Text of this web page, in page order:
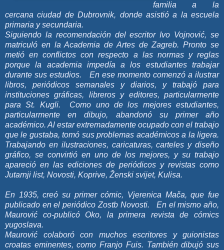
familia a la
cercana ciudad de Dubrovnik, donde asistió a la escuela
primaria y secundaria.
Siguiendo la recomendación del escritor Ivo Vojnović, se
matriculó en la Academia de Artes de Zagreb. Pronto se
metió en conflictos con respecto a las normas y reglas
porque la academia impedía a los estudiantes trabajar
durante sus estudios. En ese momento comenzó a ilustrar
libros, periódicos semanales y diarios, y trabajó para
instituciones gráficas, libreros y editores, particularmente
para St. Kugli. Como uno de los mejores estudiantes,
particularmente en dibujo, abandonó su primer año
académico. Al estar extremadamente ocupado con el trabajo
que le gustaba, tomó sus problemas académicos a la ligera.
Trabajando en ilustraciones, caricaturas, carteles y diseño
gráfico, se convirtió en uno de los mejores, y su trabajo
apareció en las ediciones de periódicos y revistas como
Jutarnji list, Novosti, Koprive, Ženski svijet, Kulisa.
En 1935, creó su primer cómic, Vjerenica Mača, que fue
publicado en el periódico Zostb Novosti. En el mismo año,
Maurović co-publicó Oko, la primera revista de cómics
yugoslava.
Maurović colaboró ​​con muchos escritores y guionistas
croatas eminentes, como Franjo Fuis. También dibujó sus